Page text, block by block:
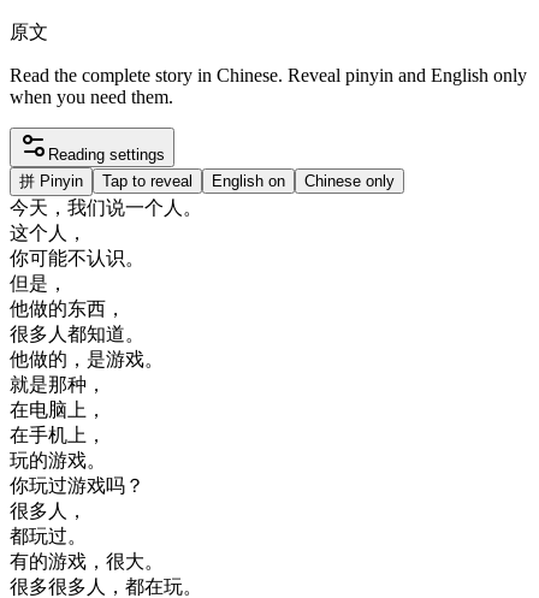
原文
Read the complete story in Chinese. Reveal pinyin and English only
when you need them.
Reading settings
拼 Pinyin Tap to reveal English on Chinese only
今天 ， 我们说一个人。
这个人 ，
你可能不认识。
但是 ，
他做的东西 ，
很多人都知道。
他做的 ， 是游戏。
就是那种 ，
在电脑上 ，
在手机上 ，
玩的游戏。
你玩过游戏吗 ？
很多人 ，
都玩过。
有的游戏 ， 很大。
很多很多人 ， 都在玩。